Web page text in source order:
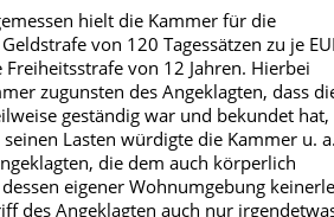
hielt die Kammer für die
von 120 Tagessätzen zu je
von 12 Jahren. Hierbei
zugunsten des Angeklagten, dass
geständig war und bekundet hat,
Lasten würdigte die Kammer u.
die dem auch körperlich
eigener Wohnumgebung
des Angeklagten auch nur